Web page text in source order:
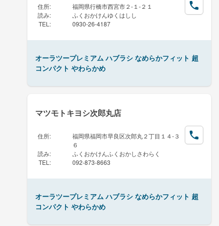
住所:
福岡県行橋市西宮市２-１-２１
読み:
ふくおかけんゆくはしし
TEL : 0930-26-4187
オーラツープレミアム ハブラシ なめらかフィット 超
コンパクト やわらかめ
マツモトキヨシ次郎丸店
住所:
福岡県福岡市早良区次郎丸２丁目１４-３
６
読み:
ふくおかけんふくおかしさわらく
TEL : 092-873-8663
オーラツープレミアム ハブラシ なめらかフィット 超
コンパクト やわらかめ